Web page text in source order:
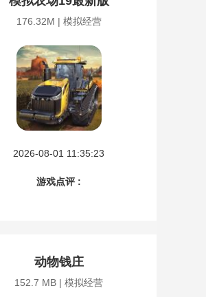
176.32M | 模拟经营
2026-08-01 11:35:23
游戏点评 :
动物钱庄
152.7 MB | 模拟经营